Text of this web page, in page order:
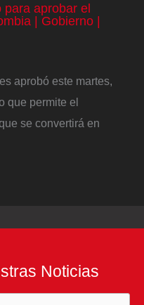
para aprobar el
| Gobierno |
aprobó este martes,
que permite el
se convertirá en
Noticias